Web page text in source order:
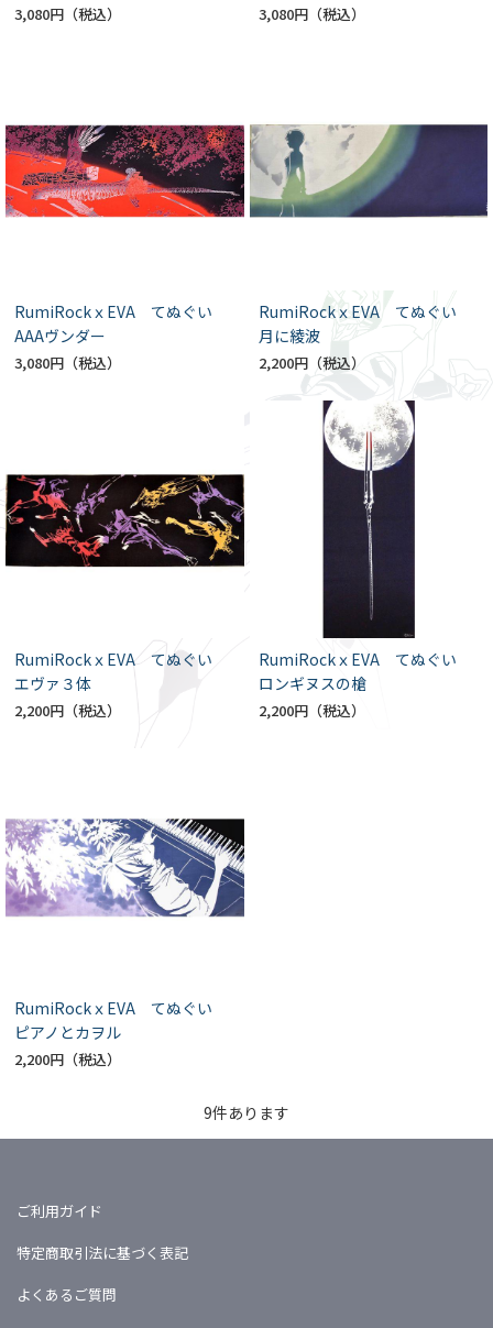
3,080円 3,080円
RumiRockｘEVA てぬぐい
AAAヴンダー
3,080円
RumiRockｘEVA てぬぐい
月に綾波
2,200円
RumiRockｘEVA てぬぐい
エヴァ３体
2,200円
RumiRockｘEVA てぬぐい
ロンギヌスの槍
2,200円
RumiRockｘEVA てぬぐい
ピアノとカヲル
2,200円
9件あります
ご利用ガイド
特定商取引法に基づく表記
よくあるご質問